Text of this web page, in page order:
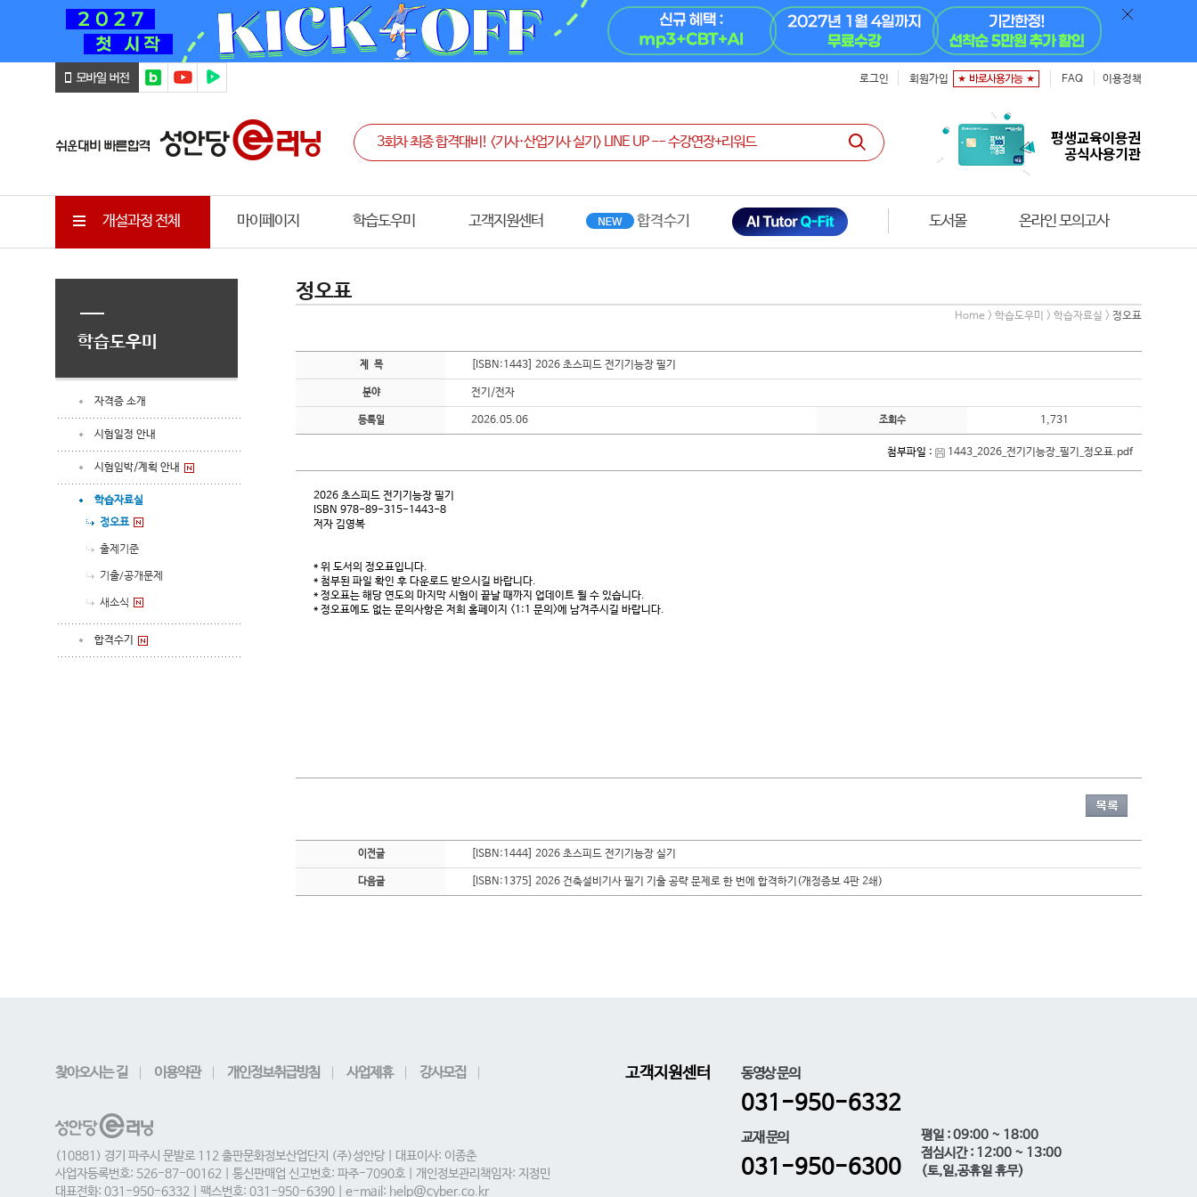
로그인 회원가입 FAQ 이용정책
개설과정 전체 마이페이지 학습도우미 고객지원센터 도서몰 온라인 모의고사
학습도우미
자격증 소개
시험일정 안내
시험임박/계획 안내
학습자료실
정오표
출제기준
기출/공개문제
새소식
합격수기
정오표
Home > 학습도우미 > 학습자료실 > 정오표
제 목 [ISBN:1443] 2026 초스피드 전기기능장 필기
분야 전기/전자
등록일 2026.05.06 조회수 1,731
첨부파일 : 1443_2026_전기기능장_필기_정오표.pdf
2026 초스피드 전기기능장 필기
ISBN 978-89-315-1443-8
저자 김영복
* 위 도서의 정오표입니다.
* 첨부된 파일 확인 후 다운로드 받으시길 바랍니다.
* 정오표는 해당 연도의 마지막 시험이 끝날 때까지 업데이트 될 수 있습니다.
* 정오표에도 없는 문의사항은 저희 홈페이지 <1:1 문의>에 남겨주시길 바랍니다.
이전글 [ISBN:1444] 2026 초스피드 전기기능장 실기
다음글 [ISBN:1375] 2026 건축설비기사 필기 기출 공략 문제로 한 번에 합격하기(개정증보 4판 2쇄)
찾아오시는 길 이용약관 개인정보취급방침 사업제휴 강사모집
(10881) 경기 파주시 문발로 112 출판문화정보산업단지 (주)성안당 | 대표이사: 이종춘
사업자등록번호: 526-87-00162 | 통신판매업 신고번호: 파주-7090호 | 개인정보관리책임자: 지정민
대표전화: 031-950-6332 | 팩스번호: 031-950-6390 | e-mail: help@cyber.co.kr
고객지원센터 동영상 문의
031-950-6332
교재 문의
031-950-6300
평일 : 09:00 ~ 18:00
점심시간 : 12:00 ~ 13:00
(토,일,공휴일 휴무)